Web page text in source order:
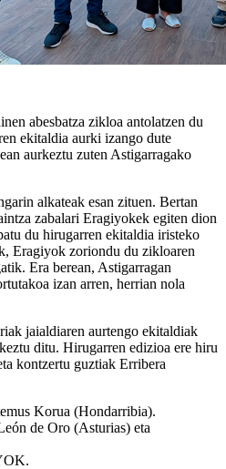
abesbatza zikloa antolatzen du
ekitaldia aurki izango dute
aurkeztu zuten Astigarragako
alkateak esan zituen. Bertan
zabalari Eragiyokek egiten dion
du hirugarren ekitaldia iristeko
Eragiyok zoriondu du zikloaren
Era berean, Astigarragan
izan arren, herrian nola
jaialdiaren aurtengo ekitaldiak
ditu. Hirugarren edizioa ere hiru
kontzertu guztiak Erribera
Korua (Hondarribia).
de Oro (Asturias) eta